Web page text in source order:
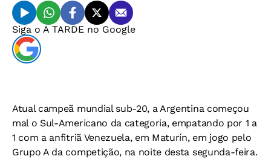
Siga o A TARDE no Google
Atual campeã mundial sub-20, a Argentina começou
mal o Sul-Americano da categoria, empatando por 1 a
1 com a anfitriã Venezuela, em Maturín, em jogo pelo
Grupo A da competição, na noite desta segunda-feira.